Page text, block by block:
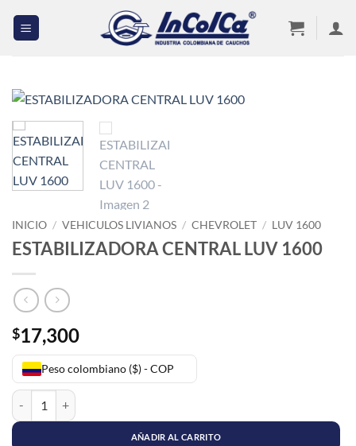
INICIO / VEHICULOS LIVIANOS / CHEVROLET / LUV 1600
ESTABILIZADORA CENTRAL LUV 1600
$17,300
Peso colombiano ($) - COP
ESTABILIZADORA CENTRAL LUV 1600 cantidad
AÑADIR AL CARRITO